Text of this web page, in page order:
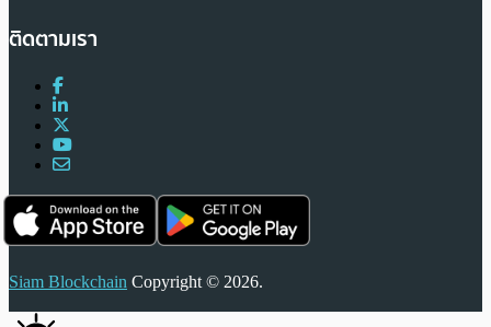
ติดตามเรา
Siam Blockchain Copyright © 2026.